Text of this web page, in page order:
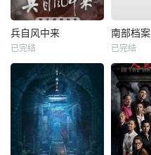
兵自风中来
已完结
南部档案
已完结